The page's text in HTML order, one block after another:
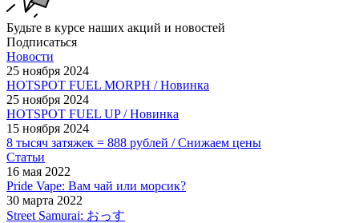
Будьте в курсе наших акций и новостей
Подписаться
Новости
25 ноября 2024
HOTSPOT FUEL MORPH / Новинка
25 ноября 2024
HOTSPOT FUEL UP / Новинка
15 ноября 2024
8 тысяч затяжек = 888 рублей / Снижаем цены
Статьи
16 мая 2022
Pride Vape: Вам чай или морсик?
30 марта 2022
Street Samurai: おっす